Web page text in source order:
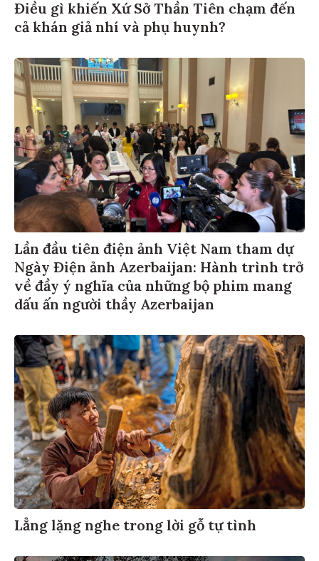
Điều gì khiến Xứ Sở Thần Tiên chạm đến
cả khán giả nhí và phụ huynh?
Lần đầu tiên điện ảnh Việt Nam tham dự
Ngày Điện ảnh Azerbaijan: Hành trình trở
về đầy ý nghĩa của những bộ phim mang
dấu ấn người thầy Azerbaijan
Lẳng lặng nghe trong lời gỗ tự tình